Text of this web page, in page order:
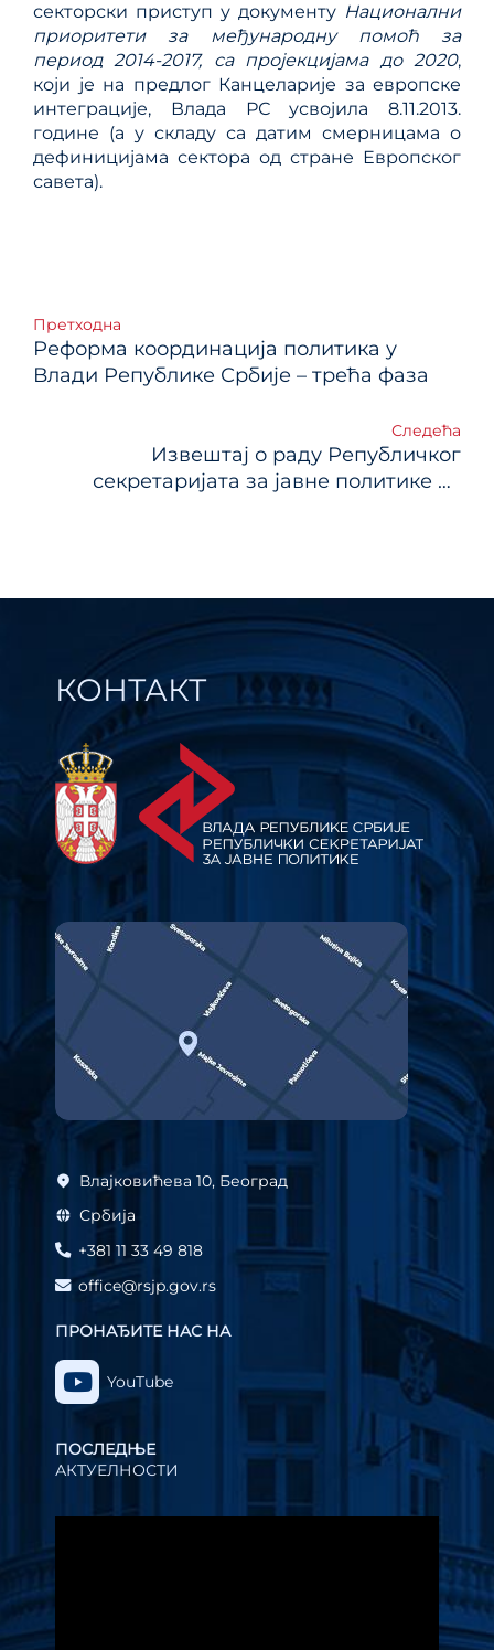
секторски приступ у документу Национални
приоритети за међународну помоћ за
период 2014-2017, са пројекцијама до 2020,
који је на предлог Канцеларије за европске
интеграције, Влада РС усвојила 8.11.2013.
године (а у складу са датим смерницама о
дефиницијама сектора од стране Европског
савета).
Кретање
чланка
Претходна
Реформа координација политика у
Влади Републике Србије – трећа фаза
Следећа
Извештај о раду Републичког
секретаријата за јавне политике за
КОНТАКТ
Влајковићева 10, Београд
Србија
+381 11 33 49 818
office@rsjp.gov.rs
ПРОНАЂИТЕ НАС НА
YouTube
ПОСЛЕДЊЕ
АКТУЕЛНОСТИ
видео